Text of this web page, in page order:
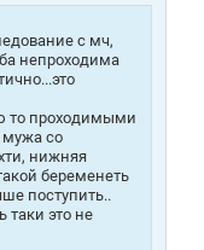
с мч,
непроходима
то проходимыми
мужа со
нижняя
беременеть
поступить..
таки это не